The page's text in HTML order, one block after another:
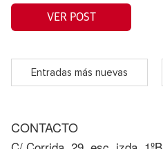
VER POST
Entradas más nuevas
CONTACTO